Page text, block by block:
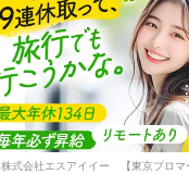
株式会社エスアイイー 【東京プロマ